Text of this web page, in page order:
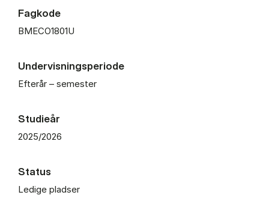
Fagkode
BMECO1801U
Undervisningsperiode
Efterår – semester
Studieår
2025/2026
Status
Ledige pladser